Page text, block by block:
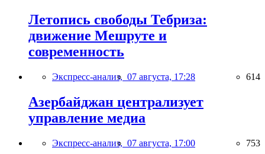
Летопись свободы Тебриза:
движение Мешруте и
современность
Экспресс-анализ, 07 августа, 17:28 614
Азербайджан централизует
управление медиа
Экспресс-анализ, 07 августа, 17:00 753